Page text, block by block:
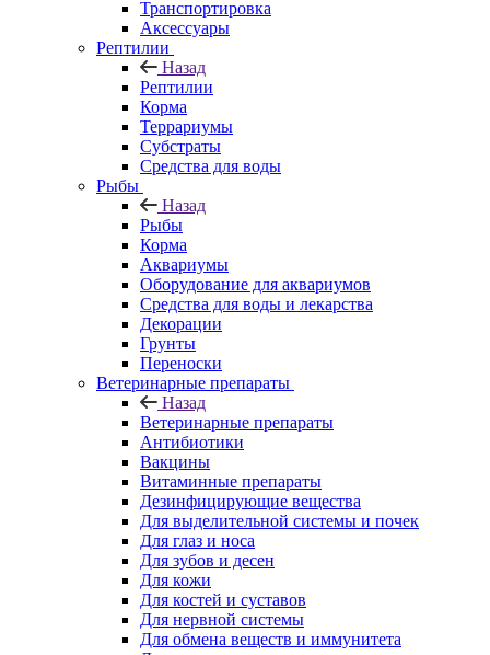
Транспортировка
Аксессуары
Рептилии
Назад
Рептилии
Корма
Террариумы
Субстраты
Средства для воды
Рыбы
Назад
Рыбы
Корма
Аквариумы
Оборудование для аквариумов
Средства для воды и лекарства
Декорации
Грунты
Переноски
Ветеринарные препараты
Назад
Ветеринарные препараты
Антибиотики
Вакцины
Витаминные препараты
Дезинфицирующие вещества
Для выделительной системы и почек
Для глаз и носа
Для зубов и десен
Для кожи
Для костей и суставов
Для нервной системы
Для обмена веществ и иммунитета